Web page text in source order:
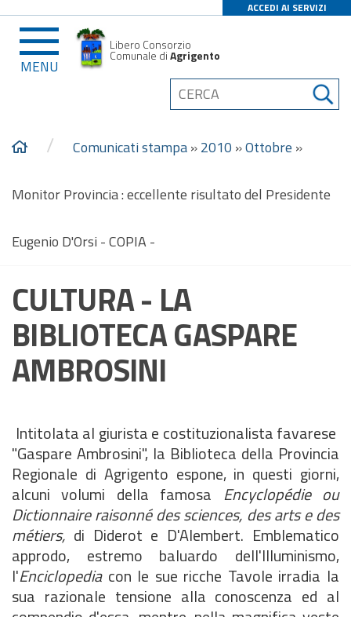
ACCEDI AI SERVIZI
MENU
Libero Consorzio
Comunale diAgrigento
/ Comunicati stampa»2010 »Ottobre »
Monitor Provincia : eccellente risultato del Presidente
Eugenio D'Orsi - COPIA -
CULTURA - LA
BIBLIOTECA GASPARE
AMBROSINI
Intitolata al giurista e costituzionalista favarese
"Gaspare Ambrosini", la Biblioteca della Provincia
Regionale di Agrigento espone, in questi giorni,
alcuni volumi della famosa Encyclopédie ou
Dictionnaire raisonné des sciences, des arts e des
métiers, di Diderot e D'Alembert. Emblematico
approdo, estremo baluardo dell'Illuminismo,
l'Enciclopediacon le sue ricche Tavole irradia la
sua razionale tensione alla conoscenza ed al